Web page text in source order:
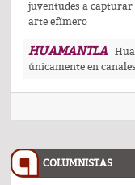
juventudes a
arte efímero
HUAMANTLA
únicamente en
COLUMNISTAS